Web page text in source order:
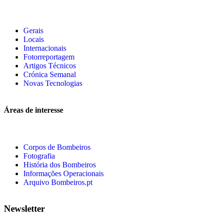
Gerais
Locais
Internacionais
Fotorreportagem
Artigos Técnicos
Crónica Semanal
Novas Tecnologias
Áreas de interesse
Corpos de Bombeiros
Fotografia
História dos Bombeiros
Informações Operacionais
Arquivo Bombeiros.pt
Newsletter